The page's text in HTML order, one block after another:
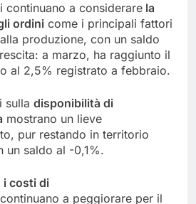
continuano a considerare la
ordini come i principali fattori
produzione, con un saldo
a marzo, ha raggiunto il
al 2,5% registrato a febbraio.
sulla disponibilità di
mostrano un lieve
pur restando in territorio
un saldo al -0,1%.
i costi di
continuano a peggiorare per il